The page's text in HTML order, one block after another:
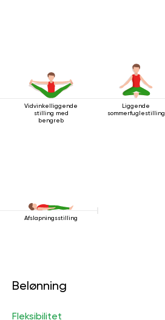
Vidvinkelliggende
stilling med
bengreb
Liggende
sommerfuglestilling
Afslapningsstilling
Belønning
Fleksibilitet